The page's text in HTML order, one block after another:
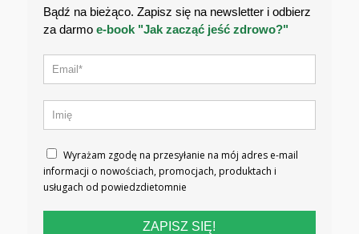
Bądź na bieżąco. Zapisz się na newsletter i odbierz
za darmo e-book "Jak zacząć jeść zdrowo?"
Wyrażam zgodę na przesyłanie na mój adres e-mail
informacji o nowościach, promocjach, produktach i
usługach od powiedzdietomnie
ZAPISZ SIĘ!